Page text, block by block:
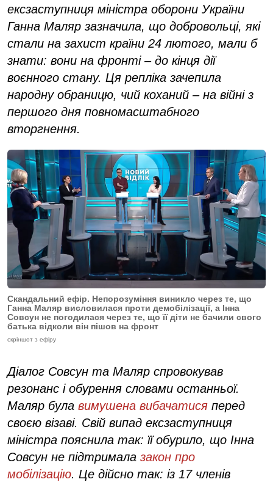
ексзаступниця міністра оборони України
Ганна Маляр зазначила, що добровольці, які
стали на захист країни 24 лютого, мали б
знати: вони на фронті – до кінця дії
воєнного стану. Ця репліка зачепила
народну обраницю, чий коханий – на війні з
першого дня повномасштабного
вторгнення.
Скандальний ефір. Непорозуміння виникло через те, що
Ганна Маляр висловилася проти демобілізації, а Інна
Совсун не погодилася через те, що її діти не бачили свого
батька відколи він пішов на фронт
скріншот з ефіру
Діалог Совсун та Маляр спровокував
резонанс і обурення словами останньої.
Маляр була вимушена вибачатися перед
своєю візаві. Свій випад ексзаступниця
міністра пояснила так: її обурило, що Інна
Совсун не підтримала закон про
мобілізацію. Це дійсно так: із 17 членів